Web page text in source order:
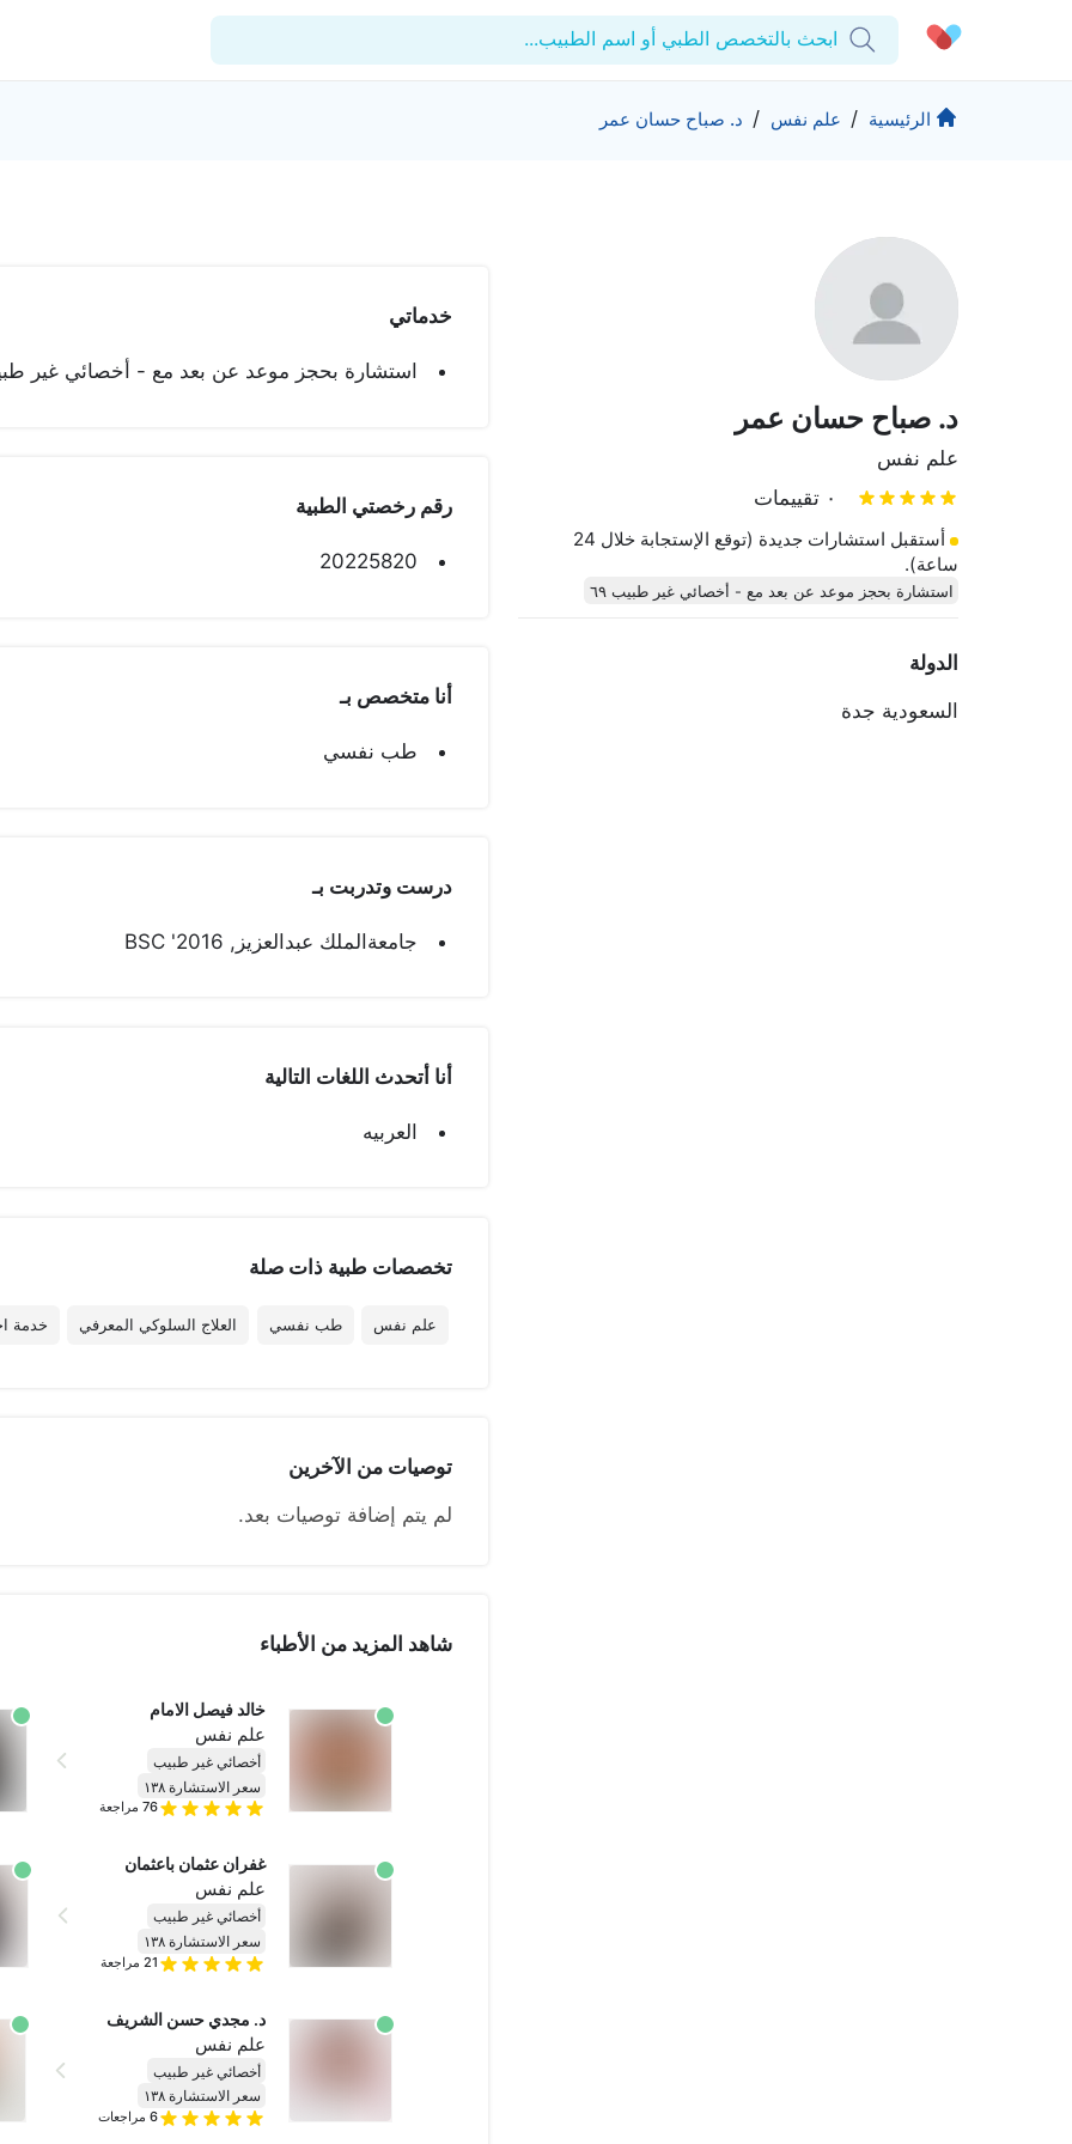
ابحث بالتخصص الطبي أو اسم الطبيب...
الحساب الشخصي
اختبارات المعمل
المفضلة
تسجيل الخروج
الشركة
للمنشآت
المقالات الطبية
التأمين
الرعاية المتقدمة
المراكز الطبية
المزيد
برامج العناية بالصحة العيادات
تواصل
حقوق التأليف والنشر كيورا ©2026
الرئيسية / علم نفس / د. صباح حسان عمر
د. صباح حسان عمر
علم نفس
٠ تقييمات
أستقبل استشارات جديدة (توقع الإستجابة خلال 24
ساعة).
استشارة بحجز موعد عن بعد مع - أخصائي غير طبيب ٦٩
الدولة
السعودية جدة
خدماتي
استشارة بحجز موعد عن بعد مع - أخصائي غير
رقم رخصتي الطبية
20225820
أنا متخصص بـ
طب نفسي
درست وتدربت بـ
جامعةالملك عبدالعزيز, BSC '2016
أنا أتحدث اللغات التالية
العربيه
تخصصات طبیة ذات صلة
علم نفس طب نفسي العلاج السلوكي المعرفي خدمة
توصيات من الآخرين
لم يتم إضافة توصيات بعد.
شاهد المزيد من الأطباء
خالد فيصل الامام
علم نفس
أخصائي غير طبيب
سعر الاستشارة ١٣٨
76 مراجعة
غفران عثمان باعثمان
علم نفس
أخصائي غير طبيب
سعر الاستشارة ١٣٨
21 مراجعة
د. مجدي حسن الشريف
علم نفس
أخصائي غير طبيب
سعر الاستشارة ١٣٨
6 مراجعات